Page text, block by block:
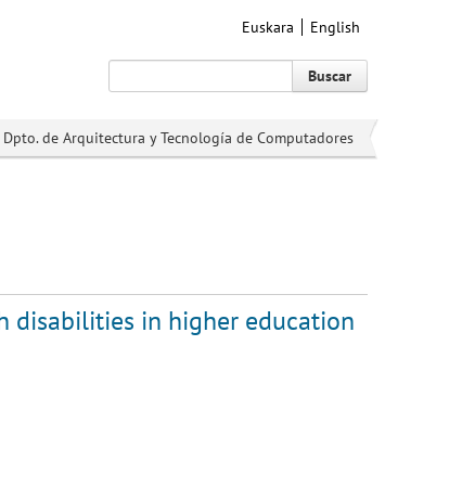
Euskara English
Buscar
Dpto. de Arquitectura y Tecnología de Computadores
disabilities in higher education